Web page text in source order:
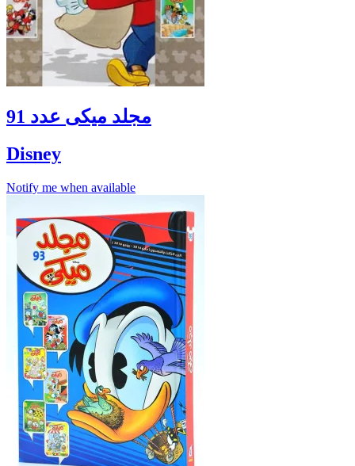
مجلد ميكى عدد 91
Disney
Notify me when available